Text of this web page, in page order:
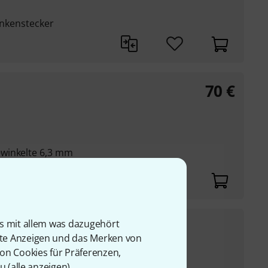
mit allem was dazugehört
Anzeigen und das Merken von
Cookies für Präferenzen,
6,3 mm
70 €
46€
UVP:62 € -26%